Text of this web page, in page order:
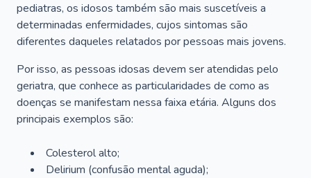
pediatras, os idosos também são mais suscetíveis a
determinadas enfermidades, cujos sintomas são
diferentes daqueles relatados por pessoas mais jovens.
Por isso, as pessoas idosas devem ser atendidas pelo
geriatra, que conhece as particularidades de como as
doenças se manifestam nessa faixa etária. Alguns dos
principais exemplos são:
Colesterol alto;
Delirium (confusão mental aguda);